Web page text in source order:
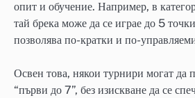
опит и обучение. Например, в
тай брека може да се играе до 5
позволява по-кратки и по-
Освен това, някои турнири могат да
“първи до 7”, без изискване да се